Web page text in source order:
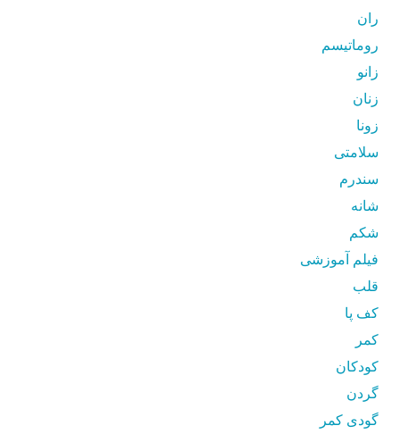
ران
روماتیسم
زانو
زنان
زونا
سلامتی
سندرم
شانه
شکم
فیلم آموزشی
قلب
کف پا
کمر
کودکان
گردن
گودی کمر